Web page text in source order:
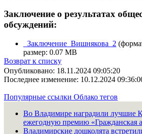
Заключение о результатах
обсуждений:
_Заключение_Вишнякова_2
размер: 0.07 MB
Возврат к списку
Опубликовано: 18.11.2024 09:05:20
Последнее изменение: 10.12.2024
Популярные ссылки Облако тегов
Во Владимире наградили лучшие
ежегодную премию «Гражданская
Владимирские дошколята